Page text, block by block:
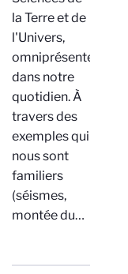
la Terre et de
l'Univers,
omniprésentes
dans notre
quotidien. À
travers des
exemples qui
nous sont
familiers
(séismes,
montée du…